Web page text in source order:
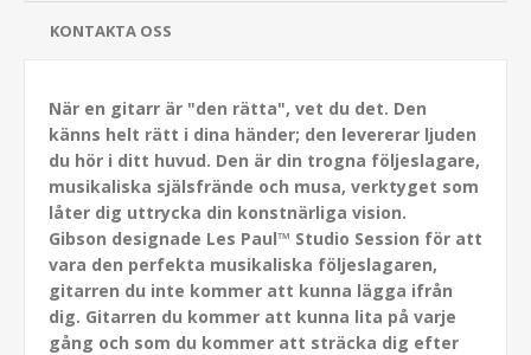
KONTAKTA OSS
När en gitarr är "den rätta", vet du det. Den
känns helt rätt i dina händer; den levererar ljuden
du hör i ditt huvud. Den är din trogna följeslagare,
musikaliska själsfrände och musa, verktyget som
låter dig uttrycka din konstnärliga vision.
Gibson designade Les Paul™ Studio Session för att
vara den perfekta musikaliska följeslagaren,
gitarren du inte kommer att kunna lägga ifrån
dig. Gitarren du kommer att kunna lita på varje
gång och som du kommer att sträcka dig efter